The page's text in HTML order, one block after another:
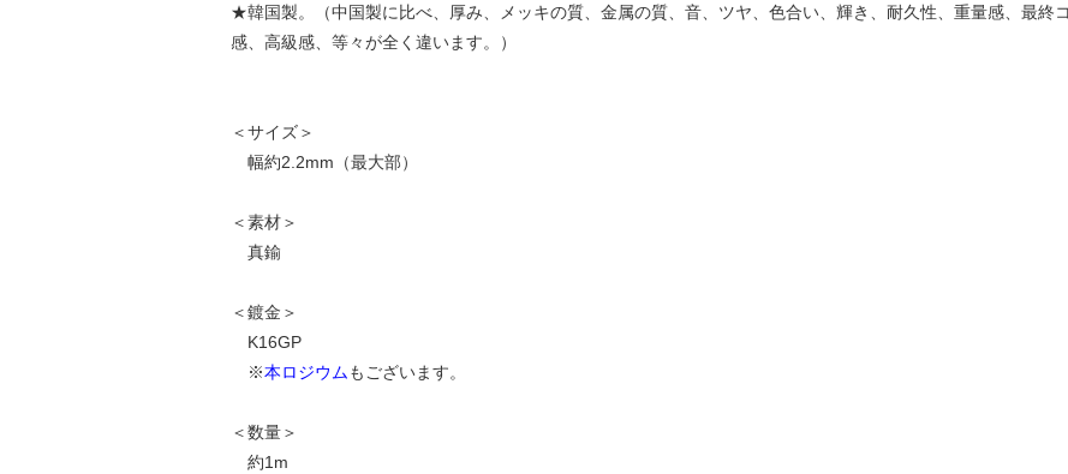
★韓国製。（中国製に比べ、厚み、メッキの質、金属の質、音、ツヤ、色合い、輝き、耐久性、重量感、最終
感、高級感、等々が全く違います。）
＜サイズ＞
幅約2.2mm（最大部）
＜素材＞
真鍮
＜鍍金＞
K16GP
※本ロジウムもございます。
＜数量＞
約1m